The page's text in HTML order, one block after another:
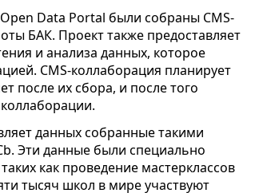
Data Portal были собраны CMS-
БАК. Проект также предоставляет
и анализа данных, которое
CMS-коллаборация планирует
после их сбора, и после того
данных собранные такими
Эти данные были специально
как проведение мастерклассов
тысяч школ в мире участвуют